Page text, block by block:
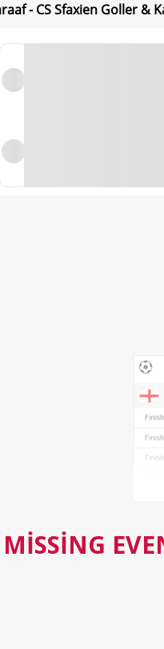
- CS Sfaxien Goller &
MISSING